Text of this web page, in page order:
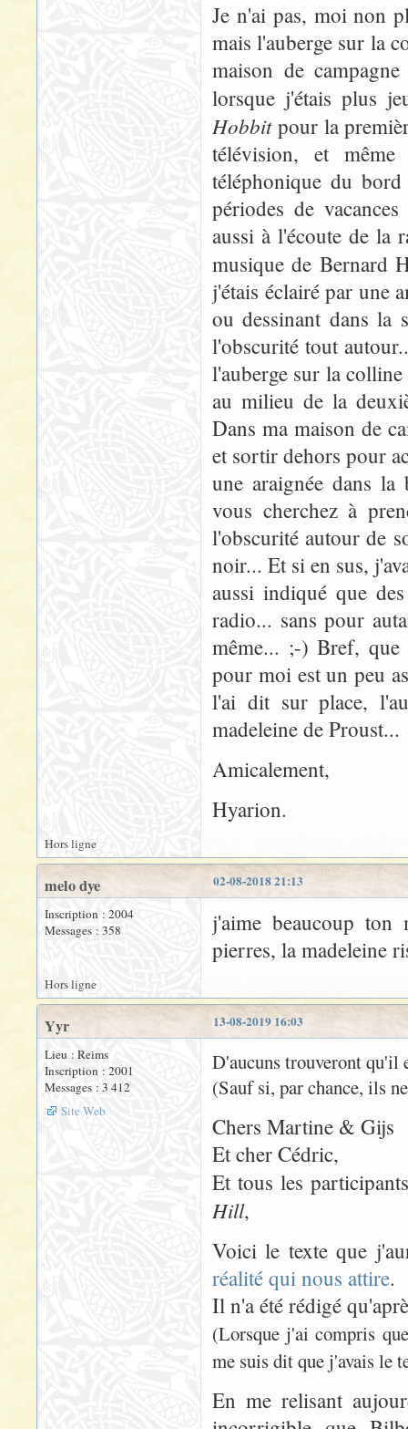
Je n'ai pas, moi non
mais l'auberge sur la
maison de
lorsque j'étais plus
Hobbitpour la
télévision, et
téléphonique du
périodes de
aussi à l'écoute de la
musique de Bernard
j'étais éclairé par une
ou dessinant dans la
l'obscurité tout
l'auberge sur la
au milieu de la
Dans ma maison de
et sortir dehors pour
une araignée dans
vous cherchez à
l'obscurité autour de
noir... Et si en sus,
aussi indiqué que
radio... sans pour
même... ;-) Bref,
pour moi est un peu
l'ai dit sur place,
madeleine de Proust...
Amicalement,
Hyarion.
Hors ligne
02-08-2018 21:13
melo dye
Inscription : 2004
Messages : 358
j'aime beaucoup ton
pierres, la madeleine
Hors ligne
13-08-2019 16:03
Yyr
Lieu : Reims
Inscription : 2001
Messages : 3 412
Site Web
D'aucuns trouveront qu'il
(Sauf si, par chance, ils
Chers Martine & Gijs
Et cher Cédric,
Et tous les
Hill,
Voici le texte que
réalité qui nous attire.
Il n'a été rédigé
(Lorsque j'ai compris
me suis dit que j'avais le
En me relisant